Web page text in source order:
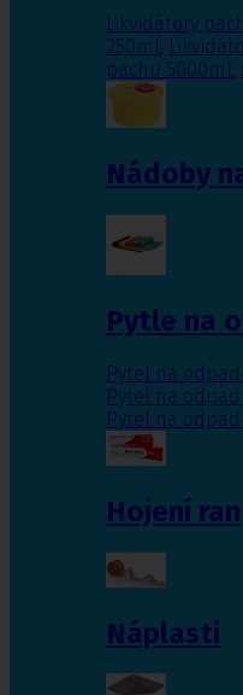
Likvidátory
250ml,
pachu 5000ml,
Nádoby
Pytle na
Pytel na
Pytel na
Pytel na
Hojení ran
Náplasti